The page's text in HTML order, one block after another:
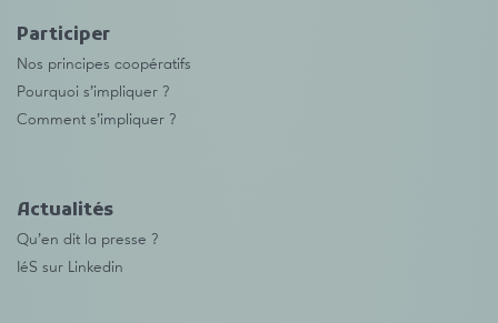
Participer
Nos principes coopératifs
Pourquoi s’impliquer ?
Comment s’impliquer ?
Actualités
Qu’en dit la presse ?
IéS sur Linkedin